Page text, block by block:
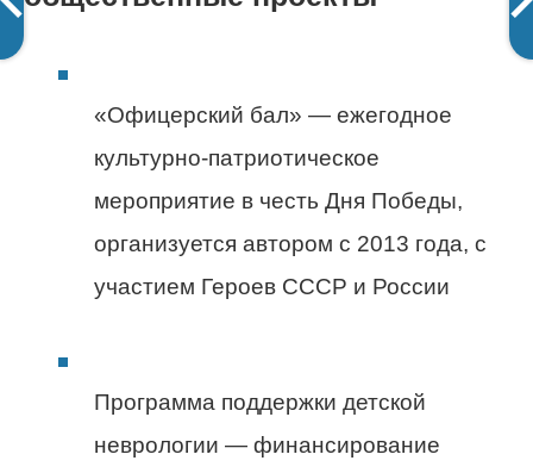
«Офицерский бал» — ежегодное
культурно-патриотическое
мероприятие в честь Дня Победы,
организуется автором с 2013 года, с
участием Героев СССР и России
Программа поддержки детской
неврологии — финансирование